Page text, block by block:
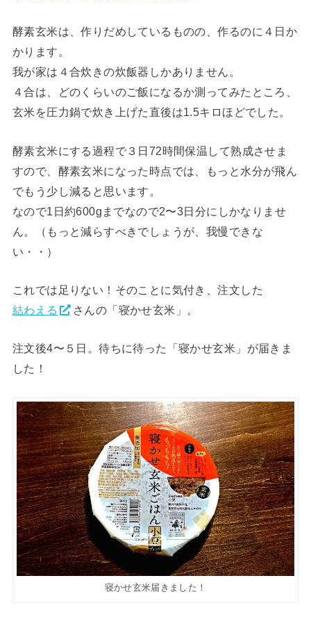
酵素玄米は、作りだめしているものの、作るのに４日か
かります。
我が家は４合炊きの炊飯器しかありません。
４合は、どのくらいのご飯になるか測ってみたところ、
玄米を圧力鍋で炊き上げた直後は1.5キロほどでした。
酵素玄米にする過程で３日72時間保温して熟成させま
すので、酵素玄米になった時点では、もっと水分が飛ん
でもう少し減ると思います。
なので1日約600gまでなので2〜3日分にしかなりませ
ん。（もっと減らすべきでしょうが、我慢できな
い・・）
これでは足りない！そのことに気付き、注文した
結わえる
さんの「寝かせ玄米」。
注文後4〜５日。待ちに待った「寝かせ玄米」が届きま
した！
寝かせ玄米届きました！